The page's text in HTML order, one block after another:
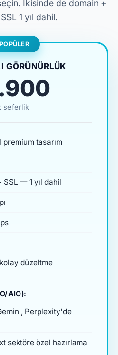
İkisinde de domain +
1 yıl dahil.
GÖRÜNÜRLÜK
seferlik
tasarım
SSL — 1 yıl dahil
düzeltme
AIO):
Perplexity'de
sektöre özel hazırlama